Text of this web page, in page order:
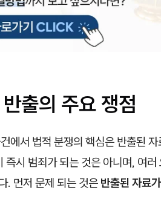
출의 주요 쟁점
에서 법적 분쟁의 핵심은 반출된
즉시 범죄가 되는 것은 아니며, 여
. 먼저 문제 되는 것은 반출된 자료